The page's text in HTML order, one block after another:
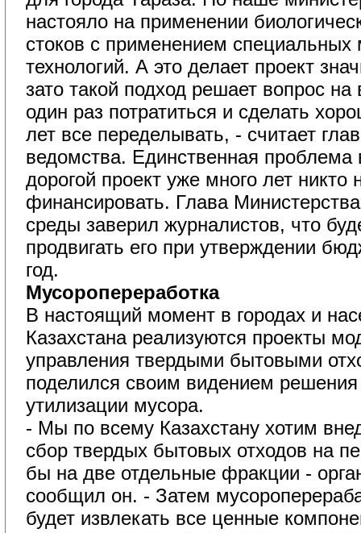
настояло на применении
стоков с применением
технологий. А это делает проект
зато такой подход решает вопрос
один раз потратиться и сделать
лет все переделывать, - считает
ведомства. Единственная проблема
дорогой проект уже много лет никто
финансировать. Глава
среды заверил журналистов, что
продвигать его при утверждении
год.
Мусоропереработка
В настоящий момент в городах и
Казахстана реализуются проекты
управления твердыми бытовыми
поделился своим видением
утилизации мусора.
- Мы по всему Казахстану хотим
сбор твердых бытовых отходов на
бы на две отдельные фракции -
сообщил он. - Затем
будет извлекать все ценные